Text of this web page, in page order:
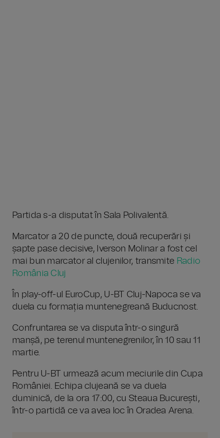
Partida s-a disputat în Sala Polivalentă.
Marcator a 20 de puncte, două recuperări și
șapte pase decisive, Iverson Molinar a fost cel
mai bun marcator al clujenilor, transmite Radio
România Cluj
În play-off-ul EuroCup, U-BT Cluj-Napoca se va
duela cu formația muntenegreană Buducnost.
Confruntarea se va disputa într-o singură
manșă, pe terenul muntenegrenilor, în 10 sau 11
martie.
Pentru U-BT urmează acum meciurile din Cupa
României. Echipa clujeană se va duela
duminică, de la ora 17:00, cu Steaua București,
într-o partidă ce va avea loc în Oradea Arena.